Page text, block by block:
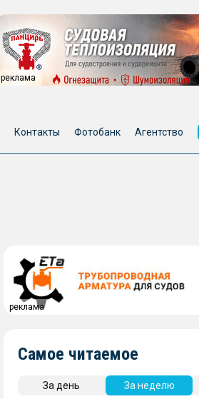
реклама
Контакты Фотобанк Агентство
реклама
Самое читаемое
За день За неделю